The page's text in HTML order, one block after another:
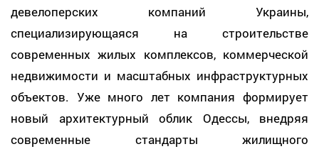
девелоперских компаний Украины,
специализирующаяся на строительстве
современных жилых комплексов, коммерческой
недвижимости и масштабных инфраструктурных
объектов. Уже много лет компания формирует
новый архитектурный облик Одессы, внедряя
современные стандарты жилищного